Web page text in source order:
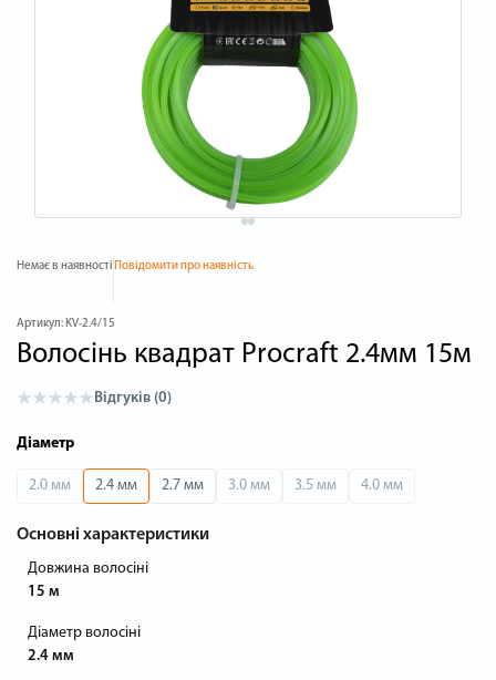
Немає в наявності Повідомити про наявність
Артикул: KV-2.4/15
Волосінь квадрат Procraft 2.4мм 15м
Відгуків (0)
Діаметр
2.0 мм 2.4 мм 2.7 мм 3.0 мм 3.5 мм 4.0 мм
Основні характеристики
Довжина волосіні
15 м
Діаметр волосіні
2.4 мм